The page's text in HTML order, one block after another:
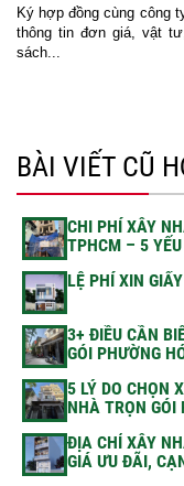
Ký hợp đồng cùng công
thông tin đơn giá, vật
sách...
BÀI VIẾT CŨ
CHI PHÍ XÂY
TPHCM – 5
LỆ PHÍ XIN
3+ ĐIỀU CẦN
GÓI PHƯỜNG
5 LÝ DO CHỌN
NHÀ TRỌN GÓI
ĐỊA CHỈ XÂY
GIÁ ƯU ĐÃI,